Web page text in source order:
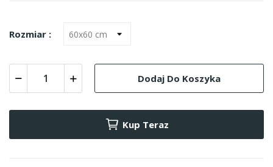
Rozmiar :
Dodaj Do Koszyka
Kup Teraz